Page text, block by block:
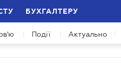
БУХГАЛТЕРУ
Події Актуально